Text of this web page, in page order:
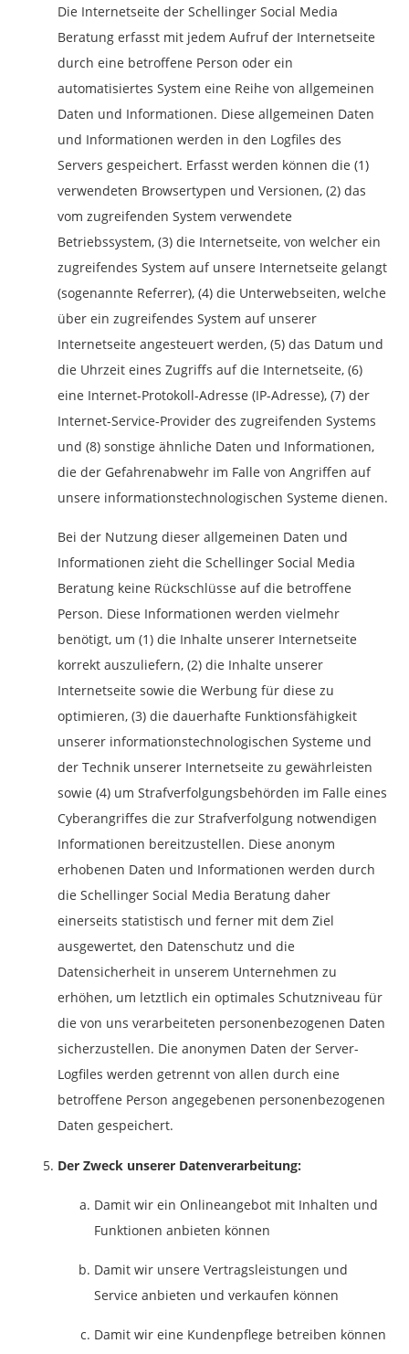
Die Internetseite der Schellinger Social Media
Beratung erfasst mit jedem Aufruf der Internetseite
durch eine betroffene Person oder ein
automatisiertes System eine Reihe von allgemeinen
Daten und Informationen. Diese allgemeinen Daten
und Informationen werden in den Logfiles des
Servers gespeichert. Erfasst werden können die (1)
verwendeten Browsertypen und Versionen, (2) das
vom zugreifenden System verwendete
Betriebssystem, (3) die Internetseite, von welcher ein
zugreifendes System auf unsere Internetseite gelangt
(sogenannte Referrer), (4) die Unterwebseiten, welche
über ein zugreifendes System auf unserer
Internetseite angesteuert werden, (5) das Datum und
die Uhrzeit eines Zugriffs auf die Internetseite, (6)
eine Internet-Protokoll-Adresse (IP-Adresse), (7) der
Internet-Service-Provider des zugreifenden Systems
und (8) sonstige ähnliche Daten und Informationen,
die der Gefahrenabwehr im Falle von Angriffen auf
unsere informationstechnologischen Systeme dienen.
Bei der Nutzung dieser allgemeinen Daten und
Informationen zieht die Schellinger Social Media
Beratung keine Rückschlüsse auf die betroffene
Person. Diese Informationen werden vielmehr
benötigt, um (1) die Inhalte unserer Internetseite
korrekt auszuliefern, (2) die Inhalte unserer
Internetseite sowie die Werbung für diese zu
optimieren, (3) die dauerhafte Funktionsfähigkeit
unserer informationstechnologischen Systeme und
der Technik unserer Internetseite zu gewährleisten
sowie (4) um Strafverfolgungsbehörden im Falle eines
Cyberangriffes die zur Strafverfolgung notwendigen
Informationen bereitzustellen. Diese anonym
erhobenen Daten und Informationen werden durch
die Schellinger Social Media Beratung daher
einerseits statistisch und ferner mit dem Ziel
ausgewertet, den Datenschutz und die
Datensicherheit in unserem Unternehmen zu
erhöhen, um letztlich ein optimales Schutzniveau für
die von uns verarbeiteten personenbezogenen Daten
sicherzustellen. Die anonymen Daten der Server-
Logfiles werden getrennt von allen durch eine
betroffene Person angegebenen personenbezogenen
Daten gespeichert.
Der Zweck unserer Datenverarbeitung:
Damit wir ein Onlineangebot mit Inhalten und
Funktionen anbieten können
Damit wir unsere Vertragsleistungen und
Service anbieten und verkaufen können
Damit wir eine Kundenpflege betreiben können